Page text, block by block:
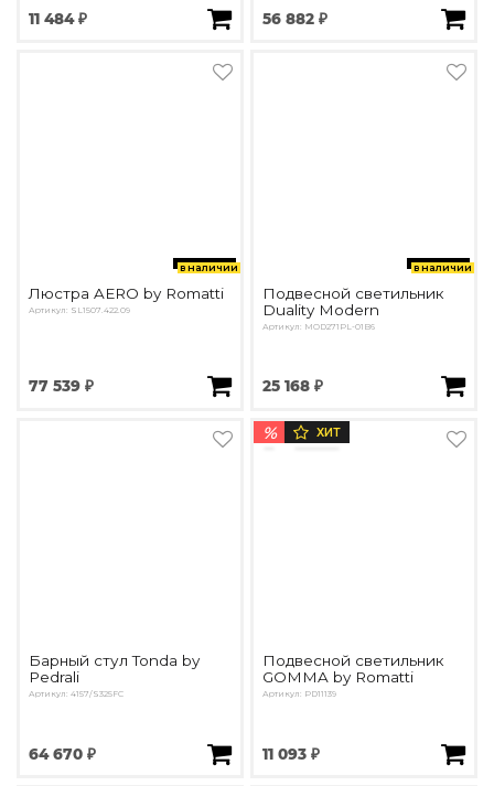
11 484 ₽ 56 882 ₽
в наличии
Люстра AERO by Romatti
Артикул: SL1507.422.09
77 539 ₽
в наличии
Подвесной светильник
Duality Modern
Артикул: MOD271PL-01B6
25 168 ₽
Барный стул Tonda by
Pedrali
Артикул: 4157/S325FC
64 670 ₽
% ХИТ
Подвесной светильник
GOMMA by Romatti
Артикул: PD11139
11 093 ₽